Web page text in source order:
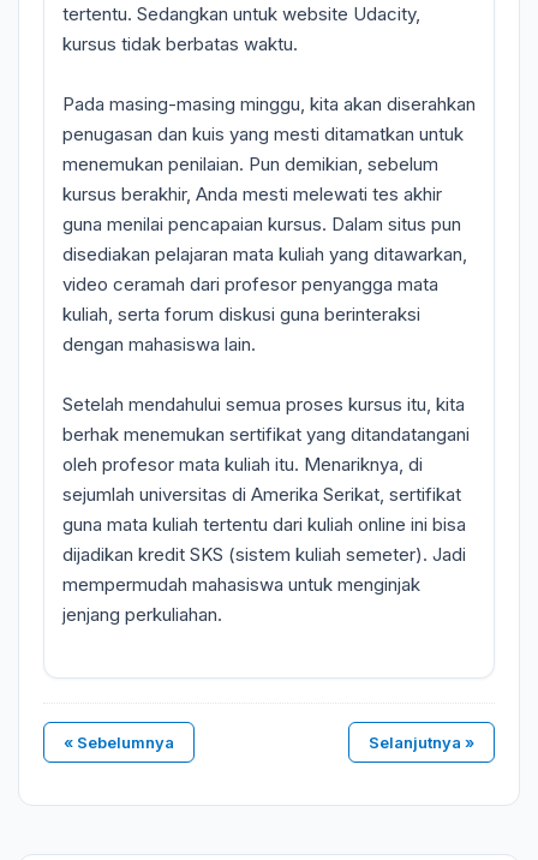
tertentu. Sedangkan untuk website Udacity,
kursus tidak berbatas waktu.
Pada masing-masing minggu, kita akan diserahkan
penugasan dan kuis yang mesti ditamatkan untuk
menemukan penilaian. Pun demikian, sebelum
kursus berakhir, Anda mesti melewati tes akhir
guna menilai pencapaian kursus. Dalam situs pun
disediakan pelajaran mata kuliah yang ditawarkan,
video ceramah dari profesor penyangga mata
kuliah, serta forum diskusi guna berinteraksi
dengan mahasiswa lain.
Setelah mendahului semua proses kursus itu, kita
berhak menemukan sertifikat yang ditandatangani
oleh profesor mata kuliah itu. Menariknya, di
sejumlah universitas di Amerika Serikat, sertifikat
guna mata kuliah tertentu dari kuliah online ini bisa
dijadikan kredit SKS (sistem kuliah semeter). Jadi
mempermudah mahasiswa untuk menginjak
jenjang perkuliahan.
« Sebelumnya Selanjutnya »